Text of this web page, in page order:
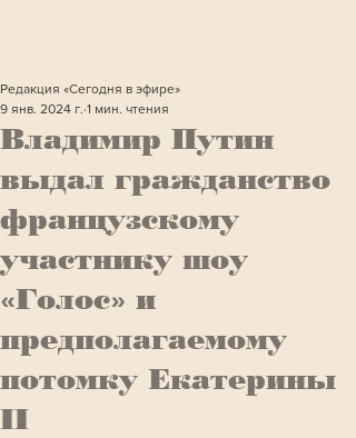
Владимир Путин
выдал гражданство
французскому
участнику шоу
«Голос» и
предполагаемому
потомку Екатерины
II
Редакция «Сегодня в эфире»
9 янв. 2024 г. 1 мин. чтения